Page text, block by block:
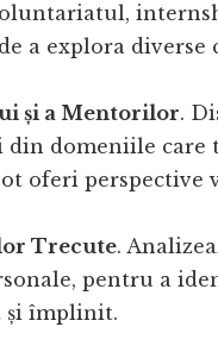
a explora diverse
și a Mentorilor.
domeniile care
oferi perspective
Trecute.
pentru a
și împlinit.